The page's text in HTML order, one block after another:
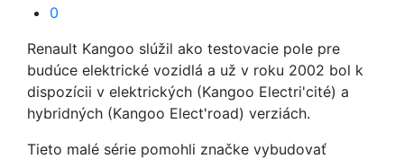
0
Renault Kangoo slúžil ako testovacie pole pre
budúce elektrické vozidlá a už v roku 2002 bol k
dispozícii v elektrických (Kangoo Electri'cité) a
hybridných (Kangoo Elect'road) verziách.
Tieto malé série pomohli značke vybudovať